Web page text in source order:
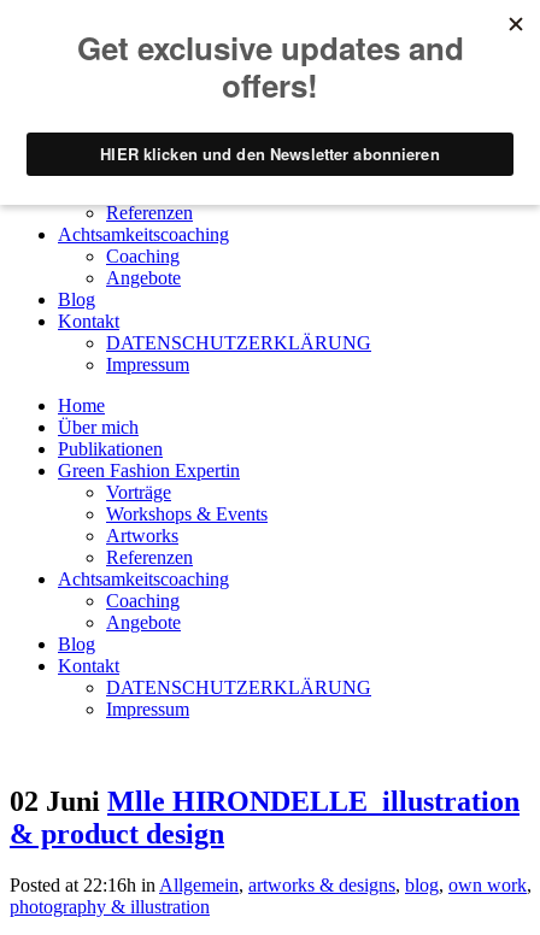
Home
Vorträge
Referenzen
Achtsamkeitscoaching
Coaching
Angebote
Blog
Kontakt
DATENSCHUTZERKLÄRUNG
Impressum
Home
Über mich
Publikationen
Green Fashion Expertin
Vorträge
Workshops & Events
Artworks
Referenzen
Achtsamkeitscoaching
Coaching
Angebote
Blog
Kontakt
DATENSCHUTZERKLÄRUNG
Impressum
02 Juni Mlle HIRONDELLE_illustration
& product design
Posted at 22:16h in Allgemein, artworks & designs, blog, own work,
photography & illustration